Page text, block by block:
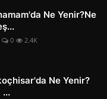
Ne Yenir?Ne
0 2.4K
Ne Yenir?
...